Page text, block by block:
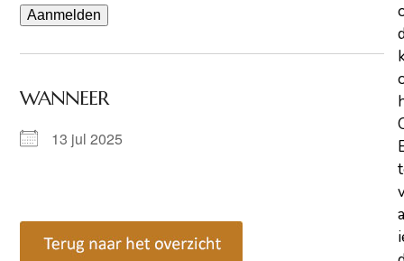
WANNEER
13 jul 2025